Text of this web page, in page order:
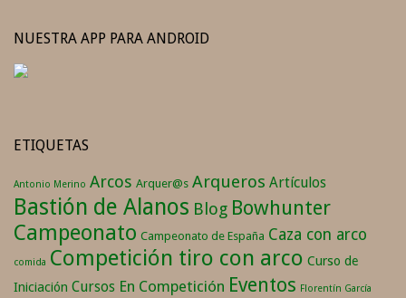
NUESTRA APP PARA ANDROID
ETIQUETAS
Antonio Merino Arcos Arquer@s Arqueros Artículos
Bastión de Alanos Blog Bowhunter
Campeonato Campeonato de España Caza con arco
comida Competición tiro con arco Curso de
Iniciación Cursos En Competición Eventos Florentín García